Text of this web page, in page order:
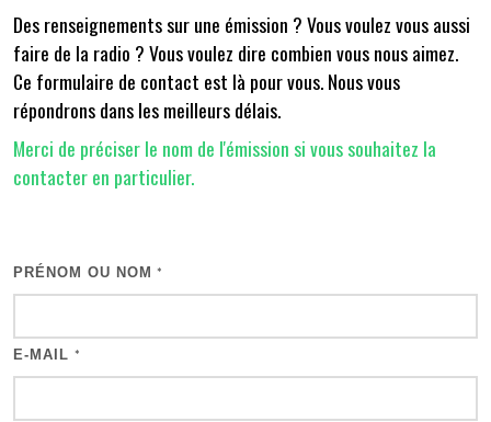
Des renseignements sur une émission ? Vous voulez vous aussi
faire de la radio ? Vous voulez dire combien vous nous aimez.
Ce formulaire de contact est là pour vous. Nous vous
répondrons dans les meilleurs délais.
Merci de préciser le nom de l'émission si vous souhaitez la
contacter en particulier.
PRÉNOM OU NOM *
E-MAIL *